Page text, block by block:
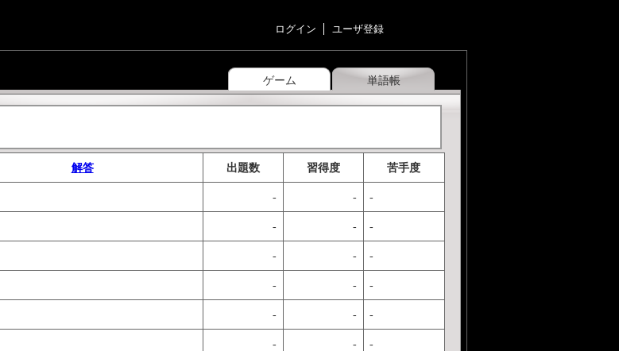
ログイン ユーザ登録
ゲーム 単語帳
解答 出題数 習得度 苦手度
- - -
- - -
- - -
- - -
- - -
- - -